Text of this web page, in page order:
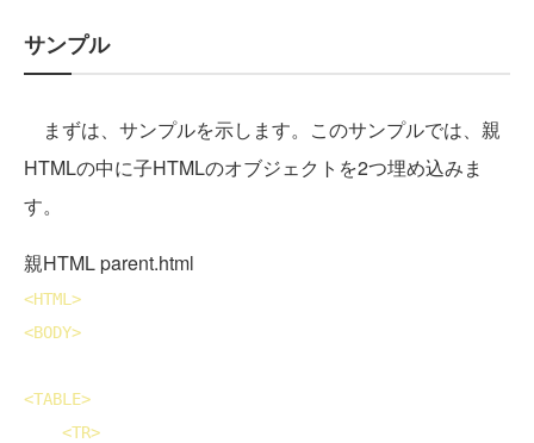
サンプル
まずは、サンプルを示します。このサンプルでは、親
HTMLの中に子HTMLのオブジェクトを2つ埋め込みま
す。
親HTML parent.html
<HTML >
<BODY>
<TABLE>
<TR>